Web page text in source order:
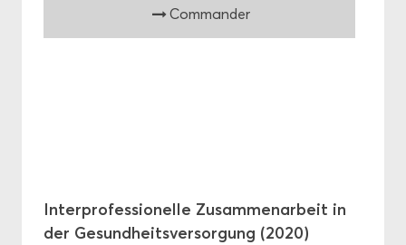
Com­man­der
In­ter­pro­fes­sio­nelle Zu­sam­me­nar­beit in
der Ge­sund­heits­ver­sor­gung (2020)